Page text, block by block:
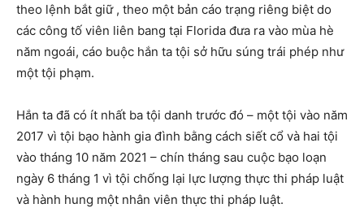
theo lệnh bắt giữ , theo một bản cáo trạng riêng biệt do
các công tố viên liên bang tại Florida đưa ra vào mùa hè
năm ngoái, cáo buộc hắn ta tội sở hữu súng trái phép như
một tội phạm.
Hắn ta đã có ít nhất ba tội danh trước đó – một tội vào năm
2017 vì tội bạo hành gia đình bằng cách siết cổ và hai tội
vào tháng 10 năm 2021 – chín tháng sau cuộc bạo loạn
ngày 6 tháng 1 vì tội chống lại lực lượng thực thi pháp luật
và hành hung một nhân viên thực thi pháp luật.